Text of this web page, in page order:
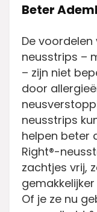
Beter
De voordelen
neusstrips –
– zijn niet
door
neusstrips
helpen beter
Right®-
zachtjes vrij,
Of je ze nu